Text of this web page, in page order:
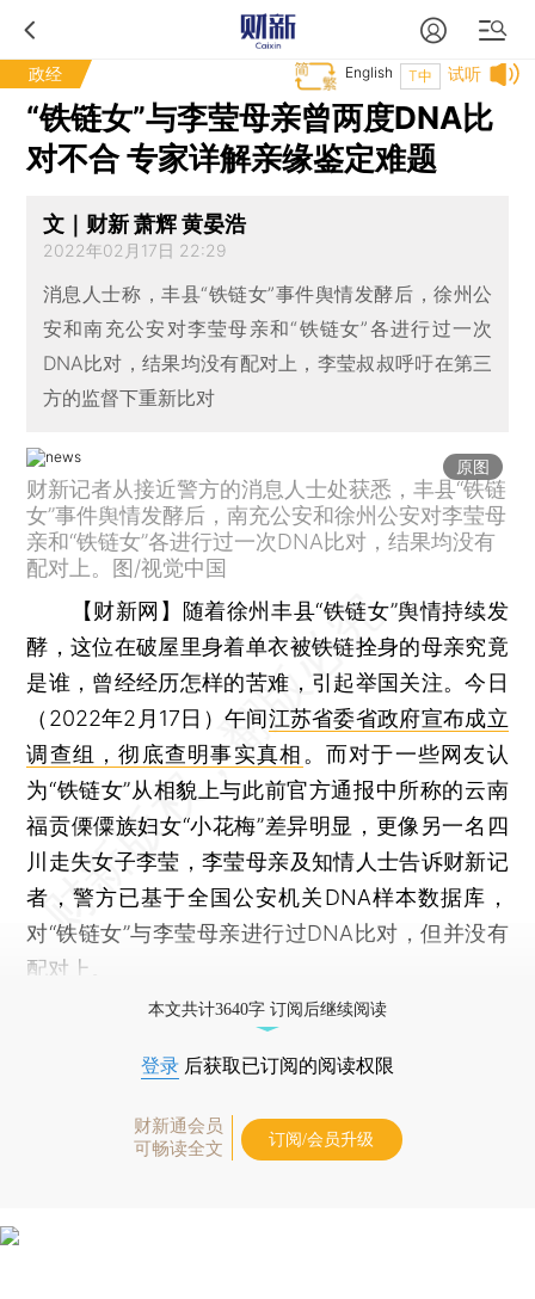
政经 试听
T中
English
“铁链女”与李莹母亲曾两度DNA比
对不合 专家详解亲缘鉴定难题
文｜财新 萧辉 黄晏浩
2022年02月17日 22:29
消息人士称，丰县“铁链女”事件舆情发酵后，徐州公
安和南充公安对李莹母亲和“铁链女”各进行过一次
DNA比对，结果均没有配对上，李莹叔叔呼吁在第三
方的监督下重新比对
原图
财新记者从接近警方的消息人士处获悉，丰县“铁链
女”事件舆情发酵后，南充公安和徐州公安对李莹母
亲和“铁链女”各进行过一次DNA比对，结果均没有
配对上。图/视觉中国
【财新网】 随着徐州丰县“铁链女”舆情持续发
酵，这位在破屋里身着单衣被铁链拴身的母亲究竟
是谁，曾经经历怎样的苦难，引起举国关注。今日
（2022年2月17日）午间江苏省委省政府宣布成立
调查组，彻底查明事实真相 。而对于一些网友认
为“铁链女”从相貌上与此前官方通报中所称的云南
福贡傈僳族妇女“小花梅”差异明显，更像另一名四
川走失女子李莹，李莹母亲及知情人士告诉财新记
者，警方已基于全国公安机关DNA样本数据库，
对“铁链女”与李莹母亲进行过DNA比对，但并没有
配对上。
本文共计3640字 订阅后继续阅读
登录 后获取已订阅的阅读权限
财新通会员
可畅读全文
订阅/会员升级